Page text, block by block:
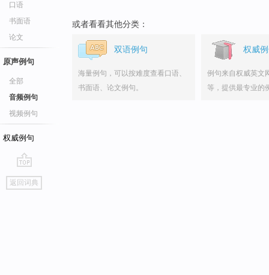
口语
书面语
论文
原声例句
全部
音频例句
视频例句
权威例句
go
top
返回词典
或者看看其他分类：
双语例句
海量例句，可以按难度查看口语、
书面语、论文例句。
权威
例句来自权威英文
等，提供最专业的